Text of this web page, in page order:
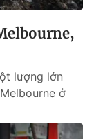
lượng lớn
ở